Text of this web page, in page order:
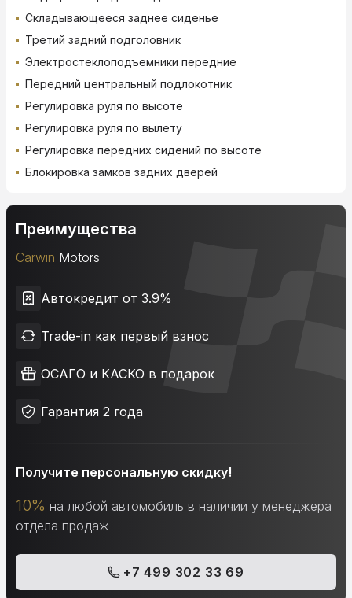
Складывающееся заднее сиденье
Третий задний подголовник
Электростеклоподъемники передние
Передний центральный подлокотник
Регулировка руля по высоте
Регулировка руля по вылету
Регулировка передних сидений по высоте
Блокировка замков задних дверей
Преимущества
Carwin Motors
Автокредит от 3.9%
Trade-in как первый взнос
ОСАГО и КАСКО в подарок
Гарантия 2 года
Получите персональную скидку!
10% на любой автомобиль в наличии у менеджера
отдела продаж
+7 499 302 33 69